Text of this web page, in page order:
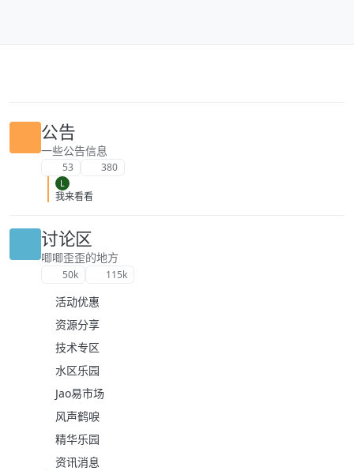
公告
一些公告信息
53 380
L
我来看看
讨论区
唧唧歪歪的地方
50k 115k
活动优惠
资源分享
技术专区
水区乐园
Jao易市场
风声鹤唳
精华乐园
资讯消息